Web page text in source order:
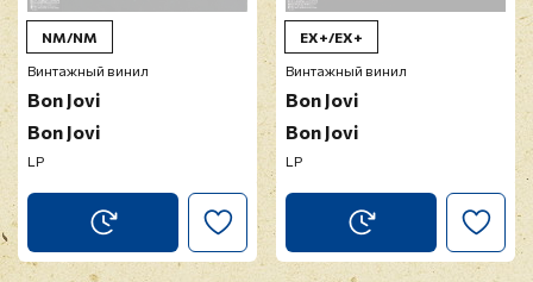
NM/NM
Винтажный винил
Bon Jovi
Bon Jovi
LP
EX+/EX+
Винтажный винил
Bon Jovi
Bon Jovi
LP